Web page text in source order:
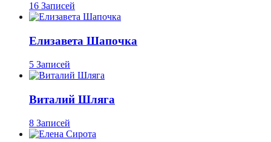
16 Записей
Елизавета Шапочка
5 Записей
Виталий Шляга
8 Записей